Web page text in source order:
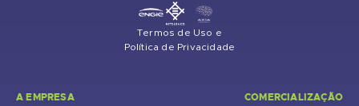
Termos de Uso e
Política de Privacidade
A EMPRESA COMERCIALIZAÇÃO